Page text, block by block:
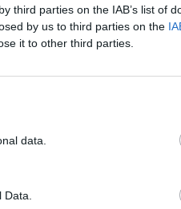
third parties on the IAB’s list of
by us to third parties on the
it to other third parties.
data.
καταδικάζοντας τους
οιτέσσεριςάνθρωποι που
μεταναστών για το ποιος
σε αυτά.
στα χωράφια της